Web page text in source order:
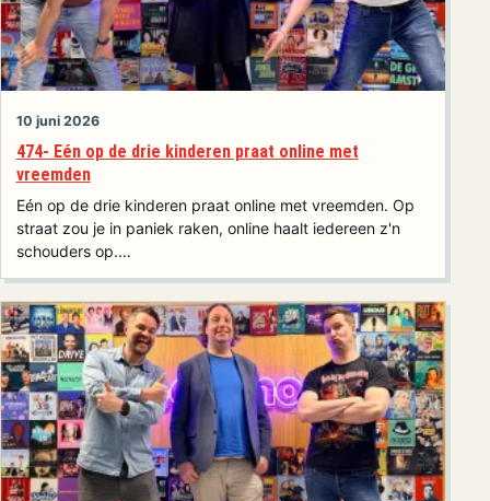
10 juni 2026
474- Eén op de drie kinderen praat online met
vreemden
Eén op de drie kinderen praat online met vreemden. Op
straat zou je in paniek raken, online haalt iedereen z'n
schouders op.…